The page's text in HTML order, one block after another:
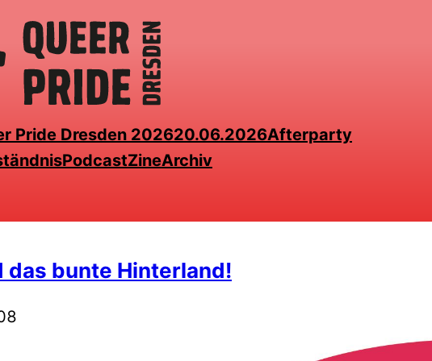
Pride Dresden 202620.06.2026Afterparty
PodcastZineArchiv
das bunte Hinterland!